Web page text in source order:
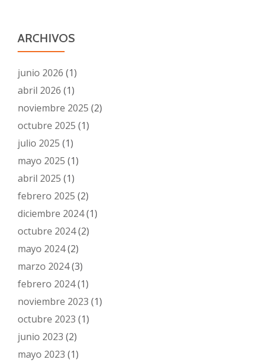
ARCHIVOS
junio 2026 (1)
abril 2026 (1)
noviembre 2025 (2)
octubre 2025 (1)
julio 2025 (1)
mayo 2025 (1)
abril 2025 (1)
febrero 2025 (2)
diciembre 2024(1)
octubre 2024(2)
mayo 2024(2)
marzo 2024(3)
febrero 2024(1)
noviembre 2023 (1)
octubre 2023 (1)
junio 2023 (2)
mayo 2023 (1)